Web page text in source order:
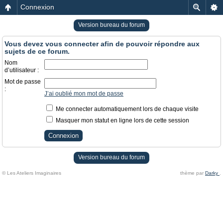
Connexion
Version bureau du forum
Vous devez vous connecter afin de pouvoir répondre aux
sujets de ce forum.
Nom
d’utilisateur :
Mot de passe
:
J’ai oublié mon mot de passe
Me connecter automatiquement lors de chaque visite
Masquer mon statut en ligne lors de cette session
Version bureau du forum
© Les Ateliers Imaginaires thème par Darky